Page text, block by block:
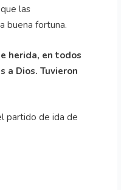
las
buena fortuna.
herida, en todos
a Dios. Tuvieron
partido de ida de